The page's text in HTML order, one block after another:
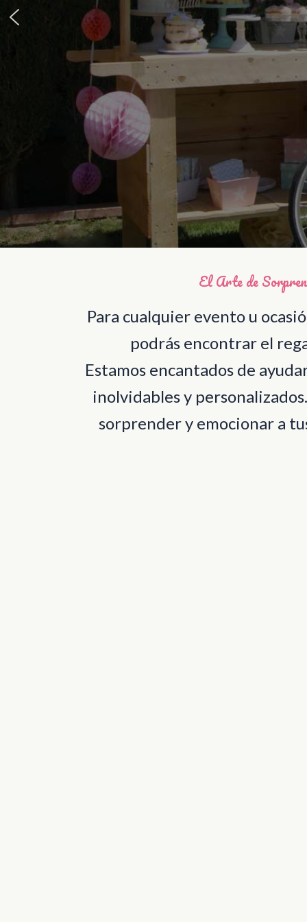
El Arte de
Para cualquier evento u
podrás encontrar el
Estamos encantados de
inolvidables y
sorprender y emocionar a